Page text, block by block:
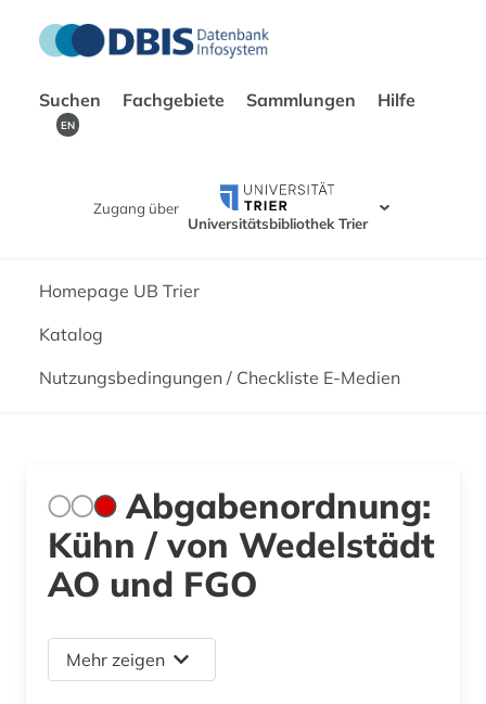
Suchen Fachgebiete Sammlungen Hilfe
EN
Zugang über
Universitätsbibliothek Trier
Homepage UB Trier
Katalog
Nutzungsbedingungen / Checkliste E-Medien
Abgabenordnung:
Kühn / von Wedelstädt
AO und FGO
Mehr zeigen